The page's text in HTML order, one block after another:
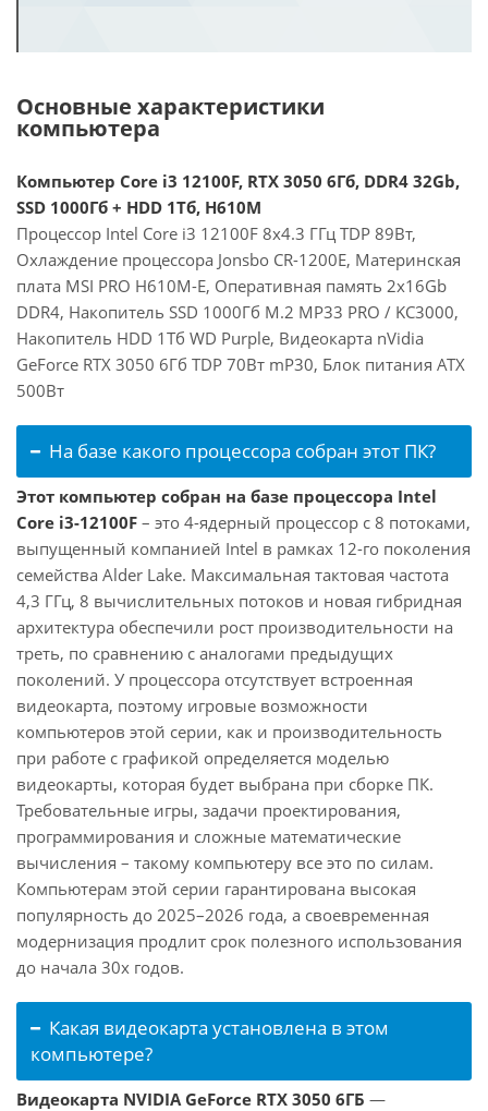
Основные характеристики
компьютера
Компьютер Core i3 12100F, RTX 3050 6Гб, DDR4 32Gb,
SSD 1000Гб + HDD 1Тб, H610M
Процессор Intel Core i3 12100F 8x4.3 ГГц TDP 89Вт,
Охлаждение процессора Jonsbo CR-1200E, Материнская
плата MSI PRO H610M-E, Оперативная память 2x16Gb
DDR4, Накопитель SSD 1000Гб M.2 MP33 PRO / KC3000,
Накопитель HDD 1Тб WD Purple, Видеокарта nVidia
GeForce RTX 3050 6Гб TDP 70Вт mP30, Блок питания ATX
500Вт
На базе какого процессора собран этот ПК?
Этот компьютер собран на базе процессора Intel
Core i3-12100F – это 4-ядерный процессор с 8 потоками,
выпущенный компанией Intel в рамках 12-го поколения
семейства Alder Lake. Максимальная тактовая частота
4,3 ГГц, 8 вычислительных потоков и новая гибридная
архитектура обеспечили рост производительности на
треть, по сравнению с аналогами предыдущих
поколений. У процессора отсутствует встроенная
видеокарта, поэтому игровые возможности
компьютеров этой серии, как и производительность
при работе с графикой определяется моделью
видеокарты, которая будет выбрана при сборке ПК.
Требовательные игры, задачи проектирования,
программирования и сложные математические
вычисления – такому компьютеру все это по силам.
Компьютерам этой серии гарантирована высокая
популярность до 2025–2026 года, а своевременная
модернизация продлит срок полезного использования
до начала 30х годов.
Какая видеокарта установлена в этом
компьютере?
Видеокарта NVIDIA GeForce RTX 3050 6ГБ —